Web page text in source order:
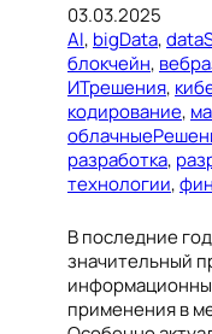
03.03.2025
AI, bigData,
блокчейн,
ИТрешения,
кодирование,
разработка,
технологии,
В последние
значительный
применения в